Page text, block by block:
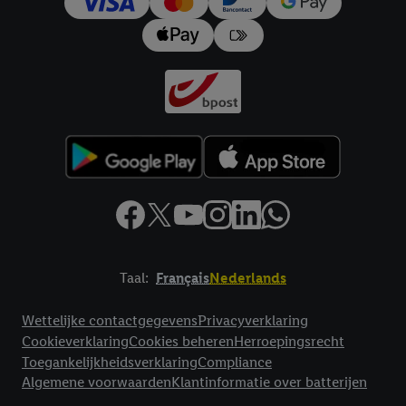
Taal: FrançaisNederlands
Wettelijke contactgegevensPrivacyverklaring
CookieverklaringCookies beherenHerroepingsrecht
ToegankelijkheidsverklaringCompliance
Algemene voorwaardenKlantinformatie over batterijen
impressum hier.